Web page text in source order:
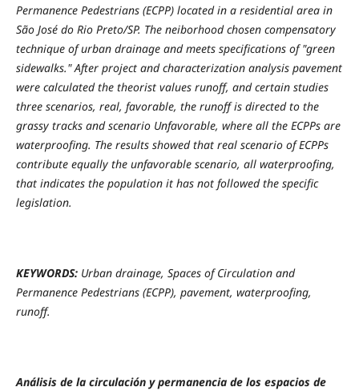
Permanence Pedestrians (ECPP) located in a residential area in
São José do Rio Preto/SP. The neiborhood chosen compensatory
technique of urban drainage and meets specifications of "green
sidewalks." After project and characterization analysis pavement
were calculated the theorist values runoff, and certain studies
three scenarios, real, favorable, the runoff is directed to the
grassy tracks and scenario Unfavorable, where all the ECPPs are
waterproofing. The results showed that real scenario of ECPPs
contribute equally the unfavorable scenario, all waterproofing,
that indicates the population it has not followed the specific
legislation.
KEYWORDS: Urban drainage, Spaces of Circulation and
Permanence Pedestrians (ECPP), pavement, waterproofing,
runoff.
Análisis de la circulación y permanencia de los espacios de